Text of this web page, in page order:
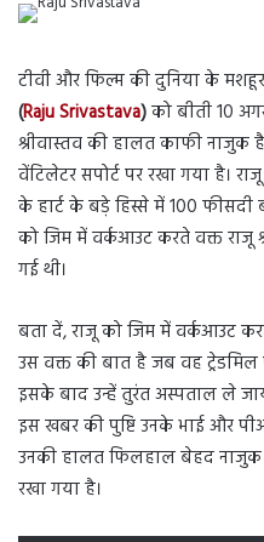
टीवी और फिल्म की दुनिया के
(Raju Srivastava)को बीती 10
श्रीवास्तव की हालत काफी नाजुक
वेंटिलेटर सपोर्ट पर रखा गया है।
के हार्ट के बड़े हिस्से में 100
को जिम में वर्कआउट करते वक्त राजू
गई थी।
बता दें, राजू को जिम में वर्कआउट
उस वक्त की बात है जब वह
इसके बाद उन्हें तुरंत अस्पताल ले
इस खबर की पुष्टि उनके भाई और
उनकी हालत फिलहाल बेहद नाजुक
रखा गया है।